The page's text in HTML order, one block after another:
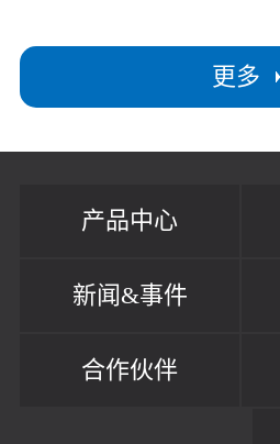
更多
产品中心
新闻&事件
合作伙伴